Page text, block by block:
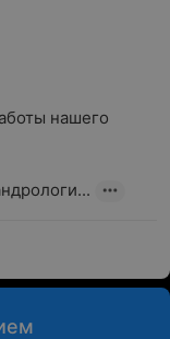
нашего